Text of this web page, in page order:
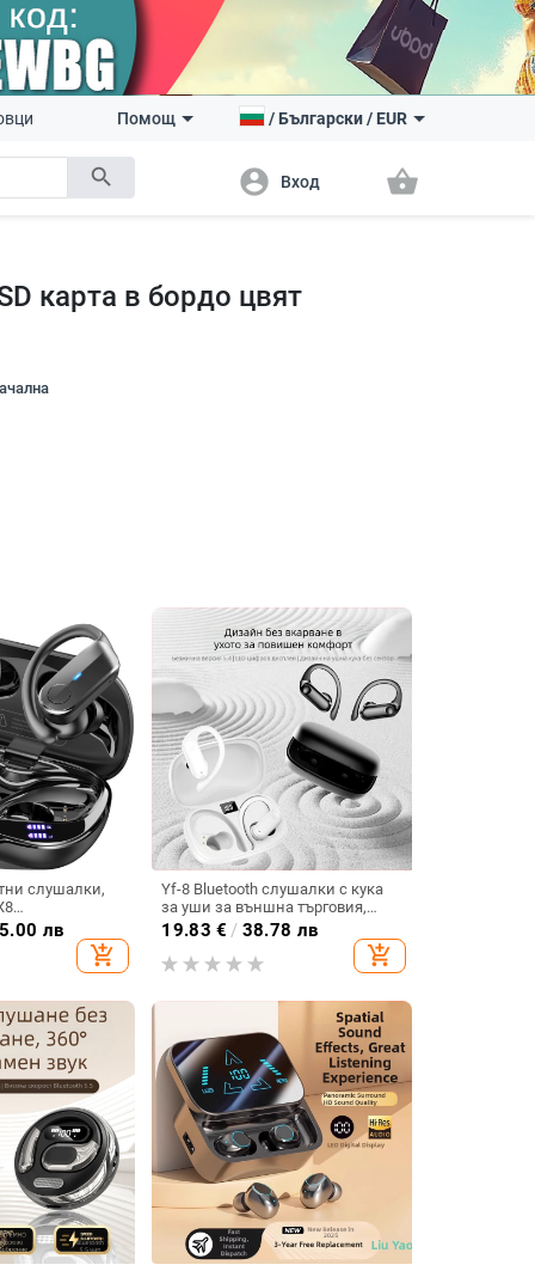
search
Помощ /Български/ EUR
account_circle Вход shopping_basket
карта в бордо цвят
слушалки,
лв
add_shopping_cart
Yf-8 Bluetooth слушалки с кука
за уши за външна търговия,
безжични, без вградени, с две
слушалки, спортни, с дълъг
живот на батерията
19.83 € / 38.78 лв
add_shopping_cart